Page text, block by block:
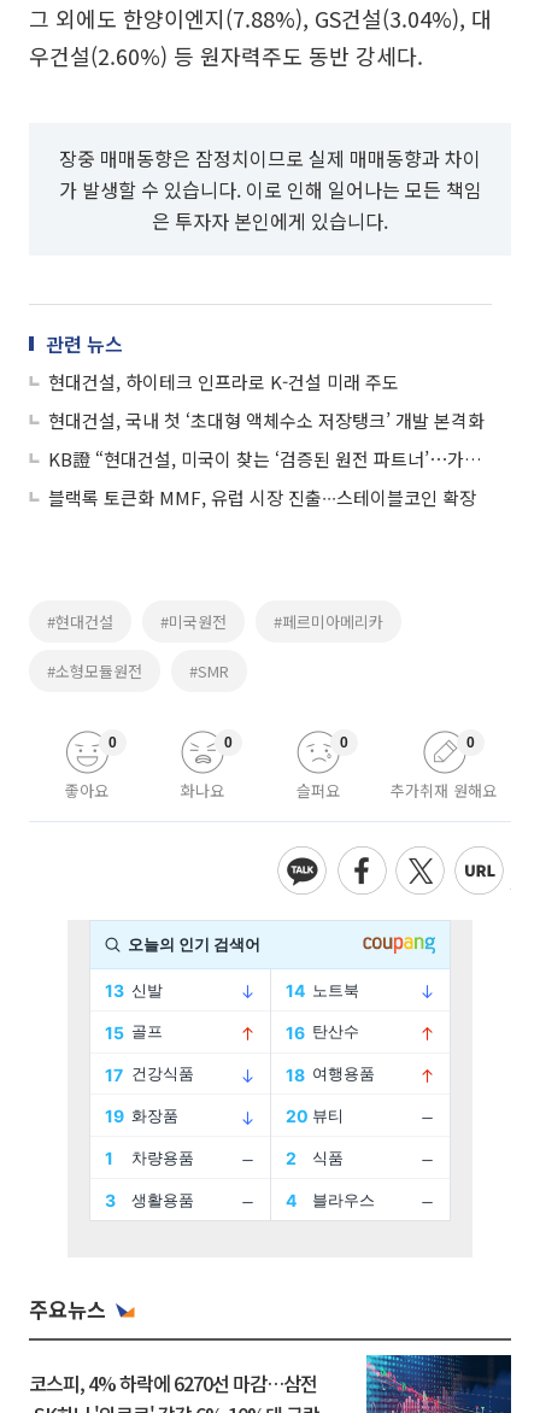
그 외에도 한양이엔지(7.88%), GS건설(3.04%), 대
우건설(2.60%) 등 원자력주도 동반 강세다.
장중 매매동향은 잠정치이므로 실제 매매동향과 차이
가 발생할 수 있습니다. 이로 인해 일어나는 모든 책임
은 투자자 본인에게 있습니다.
관련 뉴스
현대건설, 하이테크 인프라로 K-건설 미래 주도
현대건설, 국내 첫 ‘초대형 액체수소 저장탱크’ 개발 본격화
KB證 “현대건설, 미국이 찾는 ‘검증된 원전 파트너’⋯가파른 성장 전망”
블랙록 토큰화 MMF, 유럽 시장 진출∙∙∙스테이블코인 확장
#현대건설 #미국원전 #페르미아메리카
#소형모듈원전 #SMR
좋아요
0
화나요
0
슬퍼요
0
추가취재 원해요
0
주요뉴스
코스피, 4% 하락에 6270선 마감…삼전